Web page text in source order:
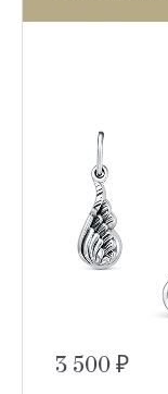
3 500 ₽